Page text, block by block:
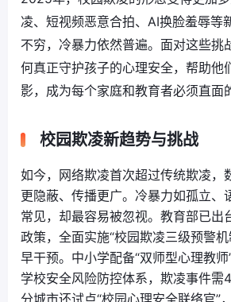
凌、短视频恶意合拍、AI换脸羞辱等
不穷，冷暴力依然普遍。面对这些挑
何真正守护孩子的心理安全，帮助他
影，成为每个家庭和教育者必须直面
校园欺凌新趋势与挑战
如今，网络欺凌首次超过传统欺凌，
更隐蔽、传播更广。冷暴力如孤立、
常见，却最容易被忽视。教育部已出
政策，全面实施“校园欺凌三级预警机
早干预。中小学配备“双师型心理教
学校安全风险防控体系，欺凌事件需